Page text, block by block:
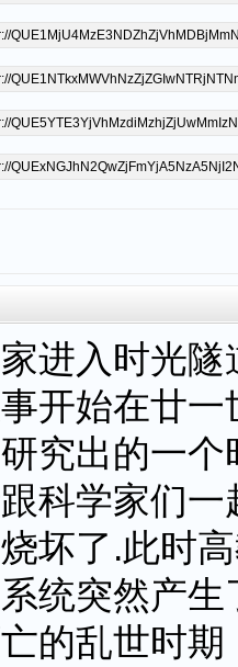
进入时光
开始在廿
究出的一
科学家们
坏了.此时
统突然产
的乱世时